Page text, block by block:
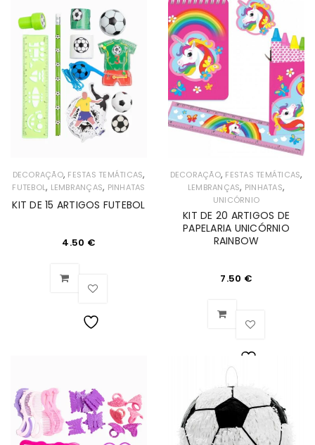
Lista
de
Desejos
Lista
de
Desejos
DECORAÇÃO, FESTAS TEMÁTICAS,
FUTEBOL, LEMBRANÇAS, PINHATAS
KIT DE 15 ARTIGOS FUTEBOL
4.50 €
Desejos
DECORAÇÃO, FESTAS TEMÁTICAS,
LEMBRANÇAS, PINHATAS,
UNICÓRNIO
KIT DE 20 ARTIGOS DE
PAPELARIA UNICÓRNIO
RAINBOW
7.50 €
de
Desejos